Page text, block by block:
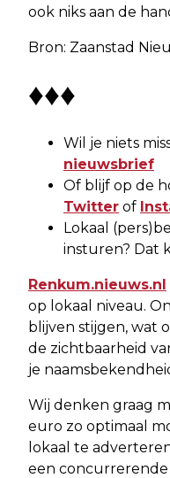
ook niks aan de
Bron: Zaanstad
♦♦♦
Wil je niets
nieuwsbrief
Of blijf op de
Twitter of
Lokaal
insturen? Dat
Renkum.nieuws.nl
op lokaal niveau.
blijven stijgen, wat
de zichtbaarheid
je
Wij denken graag
euro zo optimaal
lokaal te
een concurrerende